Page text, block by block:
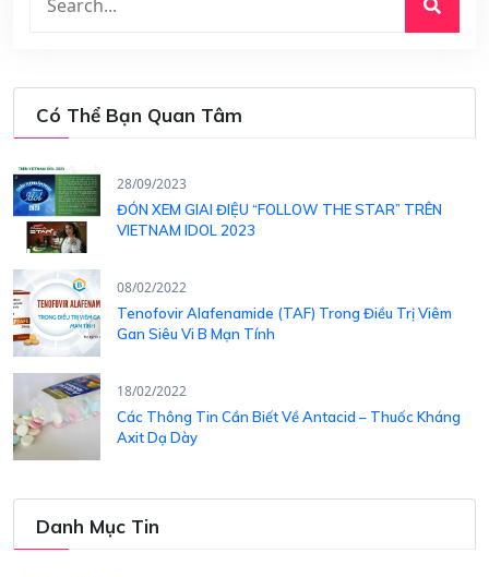
Có Thể Bạn Quan Tâm
28/09/2023
ĐÓN XEM GIAI ĐIỆU “FOLLOW THE STAR” TRÊN
VIETNAM IDOL 2023
08/02/2022
Tenofovir Alafenamide (TAF) Trong Điều Trị Viêm
Gan Siêu Vi B Mạn Tính
18/02/2022
Các Thông Tin Cần Biết Về Antacid – Thuốc Kháng
Axit Dạ Dày
Danh Mục Tin